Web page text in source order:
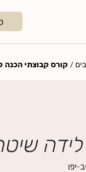
/ קורס קבוצתי הכנה